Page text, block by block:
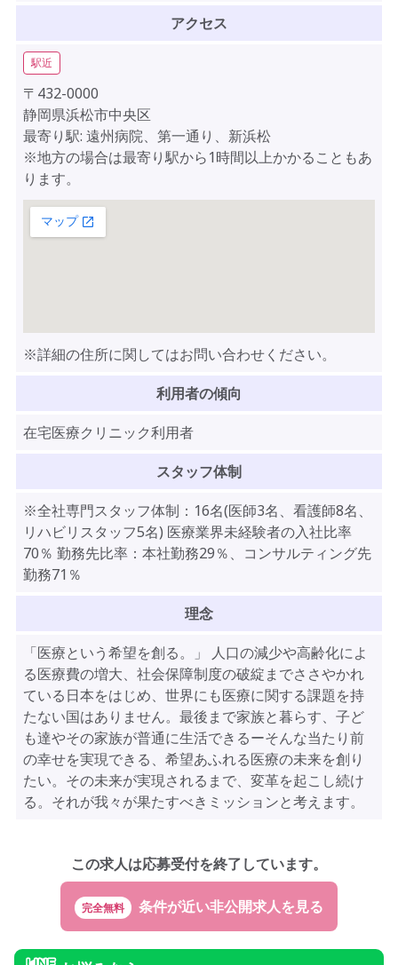
アクセス
駅近
〒432-0000
静岡県浜松市中央区
最寄り駅: 遠州病院、第一通り、新浜松
※地方の場合は最寄り駅から1時間以上かかることもあ
ります。
※詳細の住所に関してはお問い合わせください。
利用者の傾向
在宅医療クリニック利用者
スタッフ体制
※全社専門スタッフ体制：16名(医師3名、看護師8名、
リハビリスタッフ5名) 医療業界未経験者の入社比率
70％ 勤務先比率：本社勤務29％、コンサルティング先
勤務71％
理念
「医療という希望を創る。」 人口の減少や高齢化によ
る医療費の増大、社会保障制度の破綻までささやかれ
ている日本をはじめ、世界にも医療に関する課題を持
たない国はありません。最後まで家族と暮らす、子ど
も達やその家族が普通に生活できるーそんな当たり前
の幸せを実現できる、希望あふれる医療の未来を創り
たい。その未来が実現されるまで、変革を起こし続け
る。それが我々が果たすべきミッションと考えます。
この求人は応募受付を終了しています。
完全無料